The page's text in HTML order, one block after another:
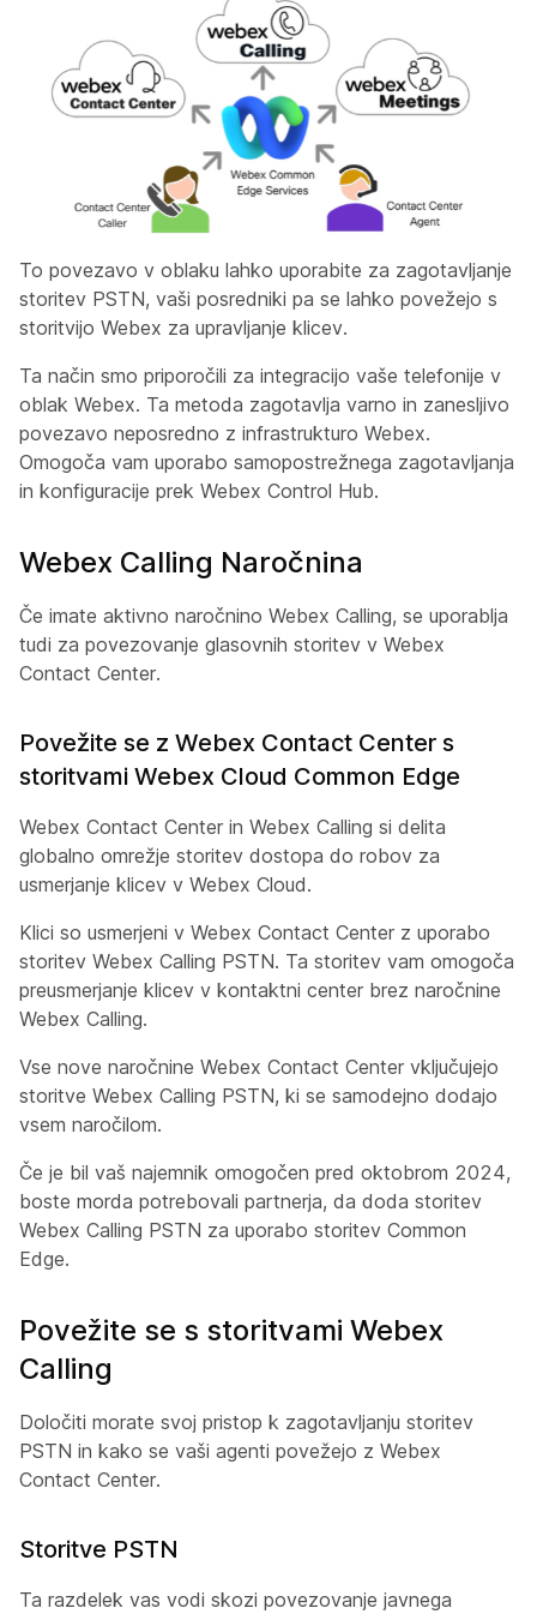
To povezavo v oblaku lahko uporabite za zagotavljanje
storitev PSTN, vaši posredniki pa se lahko povežejo s
storitvijo Webex za upravljanje klicev.
Ta način smo priporočili za integracijo vaše telefonije v
oblak Webex. Ta metoda zagotavlja varno in zanesljivo
povezavo neposredno z infrastrukturo Webex.
Omogoča vam uporabo samopostrežnega zagotavljanja
in konfiguracije prek Webex Control Hub.
Webex Calling Naročnina
Če imate aktivno naročnino Webex Calling, se uporablja
tudi za povezovanje glasovnih storitev v Webex
Contact Center.
Povežite se z Webex Contact Center s
storitvami Webex Cloud Common Edge
Webex Contact Center in Webex Calling si delita
globalno omrežje storitev dostopa do robov za
usmerjanje klicev v Webex Cloud.
Klici so usmerjeni v Webex Contact Center z uporabo
storitev Webex Calling PSTN. Ta storitev vam omogoča
preusmerjanje klicev v kontaktni center brez naročnine
Webex Calling.
Vse nove naročnine Webex Contact Center vključujejo
storitve Webex Calling PSTN, ki se samodejno dodajo
vsem naročilom.
Če je bil vaš najemnik omogočen pred oktobrom 2024,
boste morda potrebovali partnerja, da doda storitev
Webex Calling PSTN za uporabo storitev Common
Edge.
Povežite se s storitvami Webex
Calling
Določiti morate svoj pristop k zagotavljanju storitev
PSTN in kako se vaši agenti povežejo z Webex
Contact Center.
Storitve PSTN
Ta razdelek vas vodi skozi povezovanje javnega